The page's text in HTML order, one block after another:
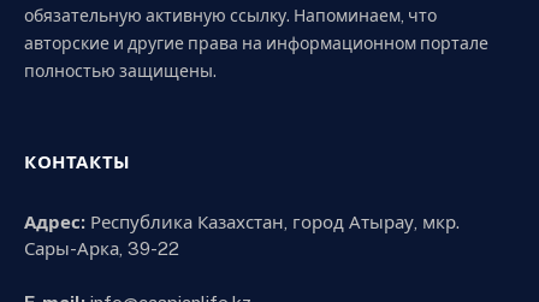
обязательную активную ссылку. Напоминаем, что
авторские и другие права на информационном портале
полностью защищены.
КОНТАКТЫ
Адрес: Республика Казахстан, город Атырау, мкр.
Сары-Арка, 39-22